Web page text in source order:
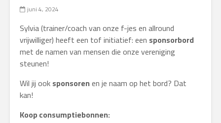
juni 4, 2024
Sylvia (trainer/coach van onze f-jes en allround
vrijwilliger) heeft een tof initiatief: een sponsorbord
met de namen van mensen die onze vereniging
steunen!
Wil jij ooksponsorenen je naam op het bord? Dat
kan!
Koop consumptiebonnen: